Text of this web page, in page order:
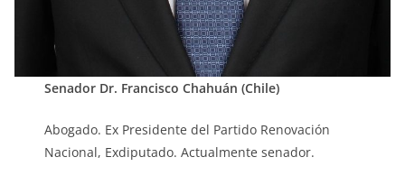
Senador Dr. Francisco Chahuán (Chile)
Abogado. Ex Presidente del Partido Renovación
Nacional, Exdiputado. Actualmente senador.